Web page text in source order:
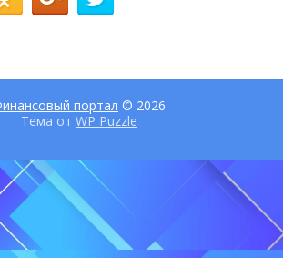
портал © 2026
Тема от WP Puzzle